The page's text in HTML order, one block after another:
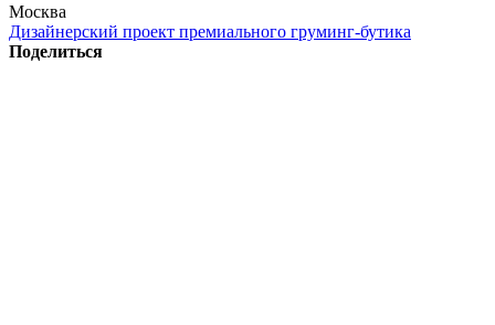
Москва
Дизайнерский проект премиального груминг-бутика
Поделиться